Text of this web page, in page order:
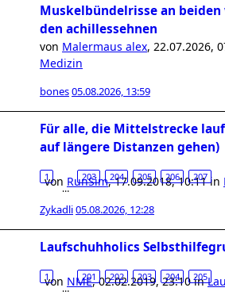
Muskelbündelrisse an beiden
den achillessehnen
von Malermaus alex, 22.07.2026,
Medizin
bones05.08.2026, 13:59
Für alle, die Mittelstrecke
auf längere Distanzen gehen)
1
…
203 204 205 206 207
von RunSim,17.09.2018, 10:11in
Zykadli05.08.2026, 12:28
Laufschuhholics
1
…
201 202 203 204 205
von NME,02.02.2019, 23:10in